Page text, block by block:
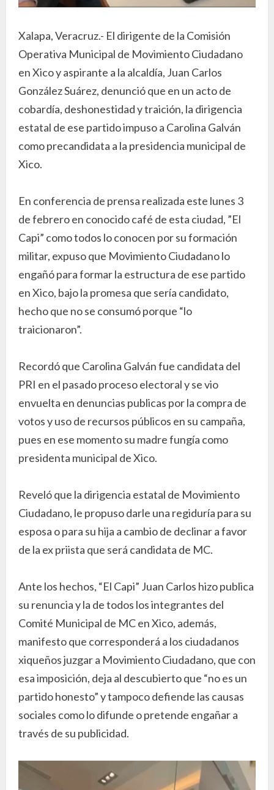
Xalapa, Veracruz.- El dirigente de la Comisión
Operativa Municipal de Movimiento Ciudadano
en Xico y aspirante a la alcaldía, Juan Carlos
González Suárez, denunció que en un acto de
cobardía, deshonestidad y traición, la dirigencia
estatal de ese partido impuso a Carolina Galván
como precandidata a la presidencia municipal de
Xico.
En conferencia de prensa realizada este lunes 3
de febrero en conocido café de esta ciudad, ”El
Capi” como todos lo conocen por su formación
militar, expuso que Movimiento Ciudadano lo
engañó para formar la estructura de ese partido
en Xico, bajo la promesa que sería candidato,
hecho que no se consumó porque “lo
traicionaron”.
Recordó que Carolina Galván fue candidata del
PRI en el pasado proceso electoral y se vio
envuelta en denuncias publicas por la compra de
votos y uso de recursos públicos en su campaña,
pues en ese momento su madre fungía como
presidenta municipal de Xico.
Reveló que la dirigencia estatal de Movimiento
Ciudadano, le propuso darle una regiduría para su
esposa o para su hija a cambio de declinar a favor
de la ex priista que será candidata de MC.
Ante los hechos, “El Capi” Juan Carlos hizo publica
su renuncia y la de todos los integrantes del
Comité Municipal de MC en Xico, además,
manifesto que corresponderá a los ciudadanos
xiqueños juzgar a Movimiento Ciudadano, que con
esa imposición, deja al descubierto que “no es un
partido honesto” y tampoco defiende las causas
sociales como lo difunde o pretende engañar a
través de su publicidad.